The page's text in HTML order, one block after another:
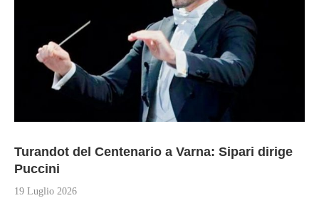
Turandot del Centenario a Varna: Sipari dirige
Puccini
19 Luglio 2026